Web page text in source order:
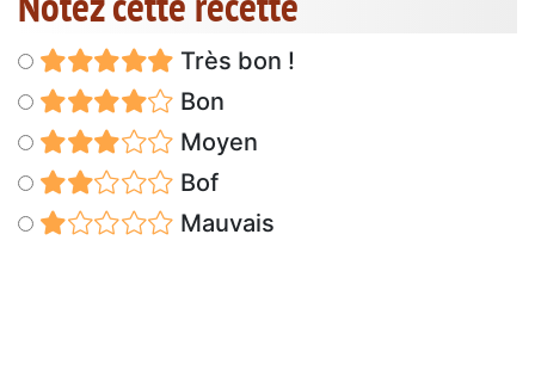
Très bon !
Bon
Moyen
Bof
Mauvais